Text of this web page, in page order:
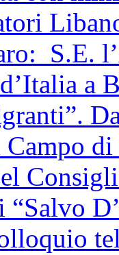
S.E.
a
“Salvo